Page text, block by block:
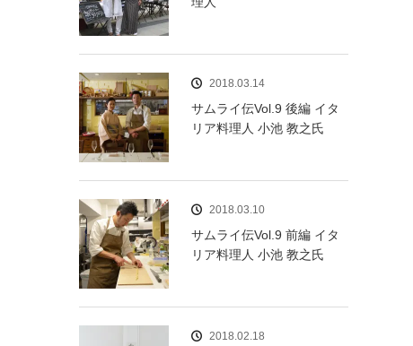
2018.03.14
サムライ伝Vol.9 後編 イタ
リア料理人 小池 教之氏
2018.03.10
サムライ伝Vol.9 前編 イタ
リア料理人 小池 教之氏
2018.02.18